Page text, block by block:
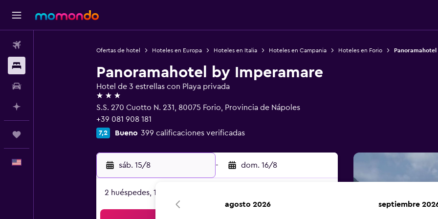
Ofertas de hotel Hoteles en Europa Hoteles en Italia Hoteles en Campania Hoteles en Forio
Panoramahotel by Imperamare
Hotel de 3 estrellas con Playa privada
3 estrellas
S.S. 270 Cuotto N. 231, 80075 Forio, Provincia de Nápoles
+39 081 908 181
7,2 Bueno 399 calificaciones verificadas
sáb. 15/8 - dom. 16/8
2 huéspedes, 1 habitación
agosto 2026 septiembre